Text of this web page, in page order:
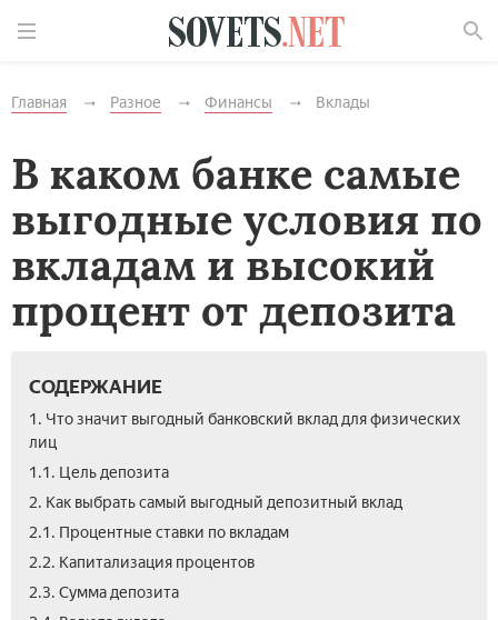
Главная Разное Финансы Вклады
В каком банке самые
выгодные условия по
вкладам и высокий
процент от депозита
СОДЕРЖАНИЕ
1. Что значит выгодный банковский вклад для физических
лиц
1.1. Цель депозита
2. Как выбрать самый выгодный депозитный вклад
2.1. Процентные ставки по вкладам
2.2. Капитализация процентов
2.3. Сумма депозита